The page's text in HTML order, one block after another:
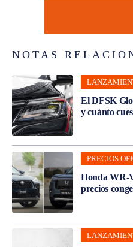
NOTAS
El DFSK
y cuánto
PRECIOS
Honda WR-
precios